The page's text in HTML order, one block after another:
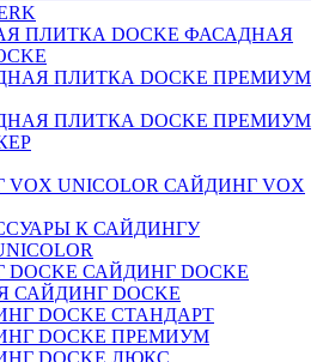
ФАСАДНАЯ
ПЛИТКА DOCKE ПРЕМИУМ
ПЛИТКА DOCKE ПРЕМИУМ
САЙДИНГ VOX
К САЙДИНГУ
САЙДИНГ DOCKE
САЙДИНГ DOCKE
DOCKE СТАНДАРТ
DOCKE ПРЕМИУМ
DOCKE ЛЮКС